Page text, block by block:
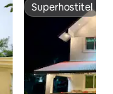
Superhostiteľ
Superhostiteľ